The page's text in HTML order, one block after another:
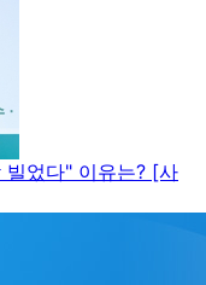
었다" 이유는? [사